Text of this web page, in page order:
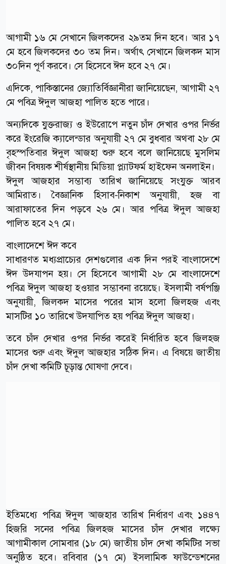
আগামী ১৬ মে সেখানে জিলকদের ২৯তম দিন হবে। আর ১৭
মে হবে জিলকদের ৩০ তম দিন। অর্থাৎ সেখানে জিলকদ মাস
৩০দিন পূর্ণ করবে। সে হিসেবে ঈদ হবে ২৭ মে।
এদিকে, পাকিস্তানের জ্যোতির্বিজ্ঞানীরা জানিয়েছেন, আগামী ২৭
মে পবিত্র ঈদুল আজহা পালিত হতে পারে।
অন্যদিকে যুক্তরাজ্য ও ইউরোপে নতুন চাঁদ দেখার ওপর নির্ভর
করে ইংরেজি ক্যালেন্ডার অনুযায়ী ২৭ মে বুধবার অথবা ২৮ মে
বৃহস্পতিবার ঈদুল আজহা শুরু হবে বলে জানিয়েছে মুসলিম
জীবন বিষয়ক শীর্ষস্থানীয় মিডিয়া প্ল্যাটফর্ম হাইফেন অনলাইন।
ঈদুল আজহার সম্ভাব্য তারিখ জানিয়েছে সংযুক্ত আরব
আমিরাত। বৈজ্ঞানিক হিসাব-নিকাশ অনুযায়ী, হজ বা
আরাফাতের দিন পড়বে ২৬ মে। আর পবিত্র ঈদুল আজহা
পালিত হবে ২৭ মে।
বাংলাদেশে ঈদ কবে
সাধারণত মধ্যপ্রাচ্যের দেশগুলোর এক দিন পরই বাংলাদেশে
ঈদ উদযাপন হয়। সে হিসেবে আগামী ২৮ মে বাংলাদেশে
পবিত্র ঈদুল আজহা হওয়ার সম্ভাবনা রয়েছে। ইসলামী বর্ষপঞ্জি
অনুযায়ী, জিলকদ মাসের পরের মাস হলো জিলহজ এবং
মাসটির ১০ তারিখে উদযাপিত হয় পবিত্র ঈদুল আজহা।
তবে চাঁদ দেখার ওপর নির্ভর করেই নির্ধারিত হবে জিলহজ
মাসের শুরু এবং ঈদুল আজহার সঠিক দিন। এ বিষয়ে জাতীয়
চাঁদ দেখা কমিটি চূড়ান্ত ঘোষণা দেবে।
ইতিমধ্যে পবিত্র ঈদুল আজহার তারিখ নির্ধারণ এবং ১৪৪৭
হিজরি সনের পবিত্র জিলহজ মাসের চাঁদ দেখার লক্ষ্যে
আগামীকাল সোমবার (১৮ মে) জাতীয় চাঁদ দেখা কমিটির সভা
অনুষ্ঠিত হবে। রবিবার (১৭ মে) ইসলামিক ফাউন্ডেশনের